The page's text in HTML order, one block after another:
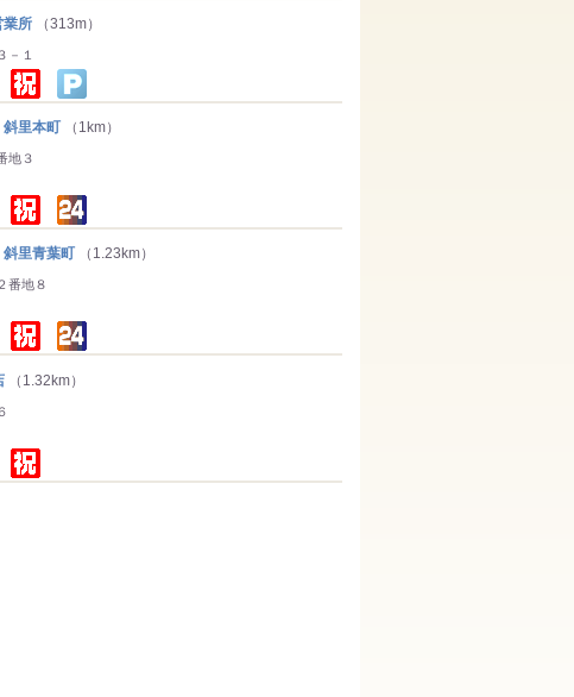
所 （313m）
－１
里本町 （1km）
地３
青葉町 （1.23km）
番地８
（1.32km）